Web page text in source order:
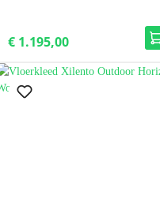
€ 1.195,00